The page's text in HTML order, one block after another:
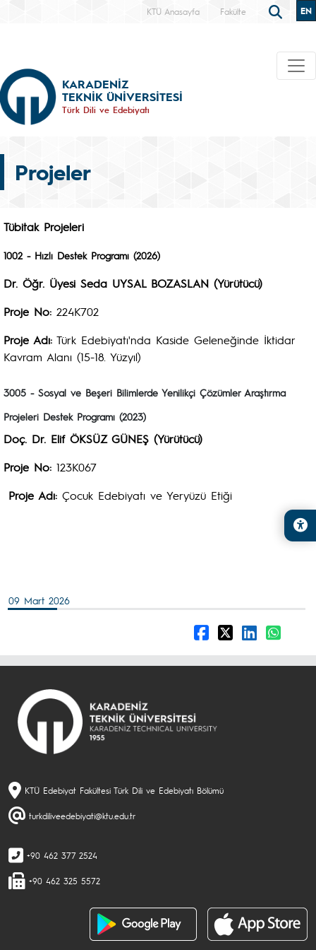
KTÜ Anasayfa Fakülte EN
KARADENİZ
TEKNİK ÜNİVERSİTESİ
Türk Dili ve Edebiyatı
Projeler
Tübitak Projeleri
1002 - Hızlı Destek Programı (2026)
Dr. Öğr. Üyesi Seda UYSAL BOZASLAN (Yürütücü)
Proje No: 224K702
Proje Adı: Türk Edebiyatı'nda Kaside Geleneğinde İktidar
Kavram Alanı (15-18. Yüzyıl)
3005 - Sosyal ve Beşeri Bilimlerde Yenilikçi Çözümler Araştırma
Projeleri Destek Programı (2023)
Doç. Dr. Elif ÖKSÜZ GÜNEŞ (Yürütücü)
Proje No: 123K067
Proje Adı: Çocuk Edebiyatı ve Yeryüzü Etiği
09 Mart 2026
KTÜ Edebiyat Fakültesi Türk Dili ve Edebiyatı Bölümü
turkdiliveedebiyati@ktu.edu.tr
+90 462 377 2524
+90 462 325 5572